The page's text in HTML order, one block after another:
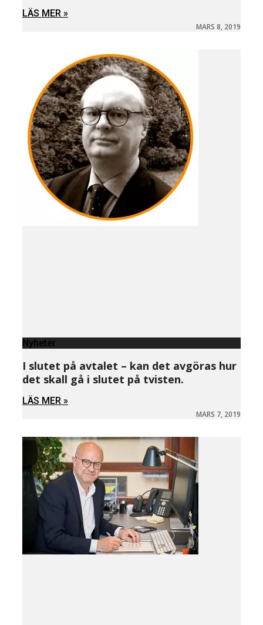
LÄS MER »
MARS 8, 2019
Nyheter
I slutet på avtalet – kan det avgöras hur
det skall gå i slutet på tvisten.
LÄS MER »
MARS 7, 2019